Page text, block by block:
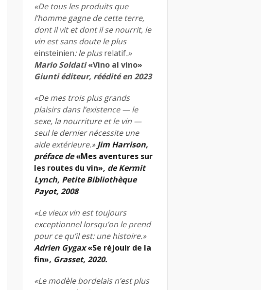
«De tous les produits que
l’homme gagne de cette terre,
dont il vit et dont il se nourrit, le
vin est sans doute le plus
einsteinien: le plusrelatif.»
Mario Soldati«Vino al vino»
Giunti éditeur, réédité en 2023
«De mes trois plus grands
plaisirs dans l’existence — le
sexe, la nourriture et le vin —
seul le dernier nécessite une
aide extérieure.»Jim Harrison,
préface de«Mes aventures sur
les routes du vin», de Kermit
Lynch, Petite Bibliothèque
Payot, 2008
«Le vieux vin est toujours
exceptionnel lorsqu’on le prend
pour ce qu’il est: une histoire.»
Adrien Gygax«Se réjouir de la
fin», Grasset, 2020.
«Le modèle bordelais n’est plus